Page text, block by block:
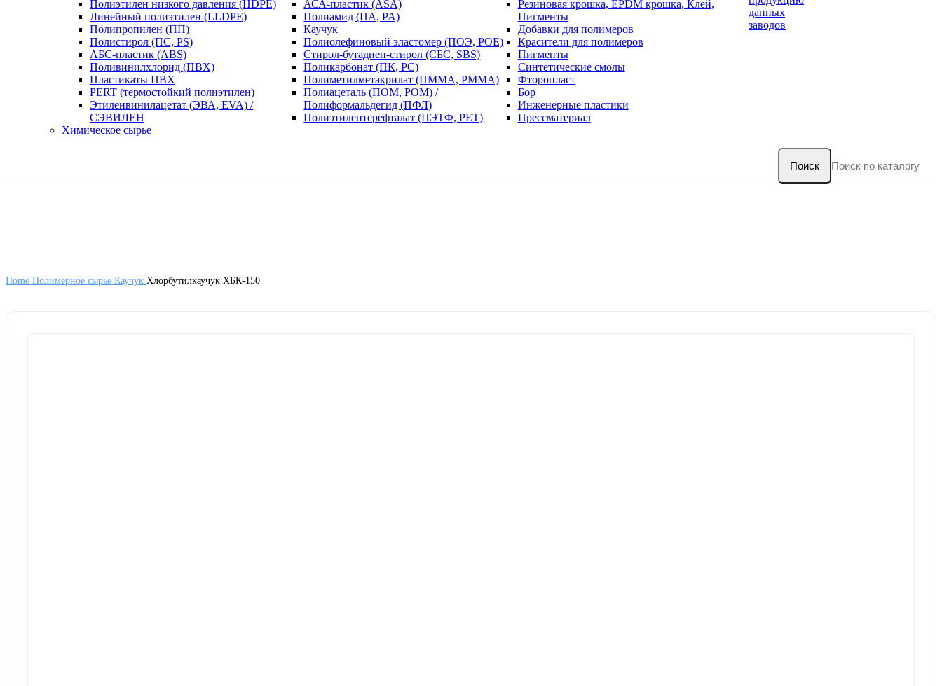
Полиэтилен низкого давления (HDPE)
Линейный полиэтилен (LLDPE)
Полипропилен (ПП)
Полистирол (ПС, PS)
АБС-пластик (ABS)
Поливинилхлорид (ПВХ)
Пластикаты ПВХ
PERT (термостойкий полиэтилен)
Этиленвинилацетат (ЭВА, EVA) /
СЭВИЛЕН
АСА-пластик (ASA)
Полиамид (ПА, PA)
Каучук
Полиолефиновый эластомер (ПОЭ, POE)
Стирол-бутадиен-стирол (СБС, SBS)
Поликарбонат (ПК, PC)
Полиметилметакрилат (ПММА, PMMA)
Полиацеталь (ПОМ, POM) /
Полиформальдегид (ПФЛ)
Полиэтилентерефталат (ПЭТФ, PET)
Резиновая крошка, EPDM крошка, Клей,
Пигменты
Добавки для полимеров
Красители для полимеров
Пигменты
Синтетические смолы
Фторопласт
Бор
Инженерные пластики
Прессматериал
Химическое сырье
данных
заводов
Поиск
Home Полимерное сырье Каучук Хлорбутилкаучук ХБК-150